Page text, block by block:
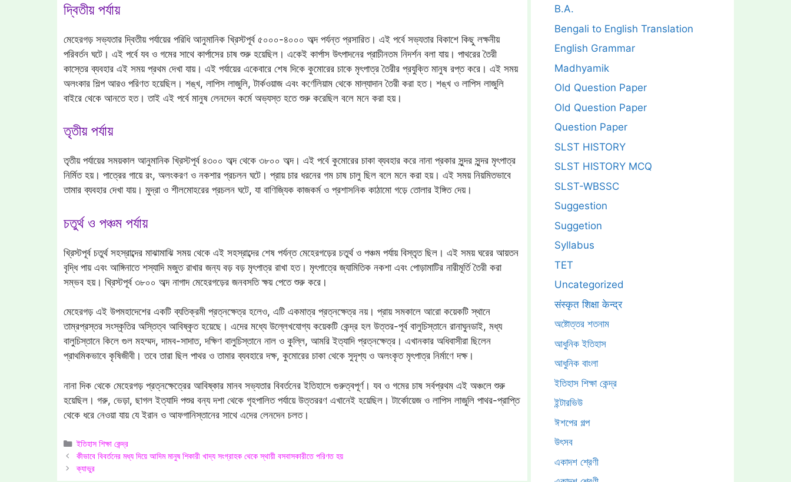
দ্বিতীয় পর্যায়
মেহেরগড় সভ্যতার দ্বিতীয় পর্যায়ের পরিধি আনুমানিক খ্রিস্টপূর্ব ৫০০০-৪০০০ অব্দ পর্যন্ত প্রসারিত। এই পর্বে সভ্যতার বিকাশে কিছু লক্ষনীয়
পরিবর্তন ঘটে। এই পর্বে যব ও গমের সাথে কার্পাসের চাষ শুরু হয়েছিল। একেই কার্পাস উৎপাদনের প্রাচীনতম নিদর্শন বলা যায়। পাথরের তৈরী
কাস্তের ব্যবহার এই সময় প্রথম দেখা যায়। এই পর্যায়ের একেবারে শেষ দিকে কুমোরের চাকে মৃৎপাত্র তৈরীর প্রযুক্তি মানুষ রপ্ত করে। এই সময়
অলংকার শিল্প আরও পরিণত হয়েছিল। শঙ্খ, লাপিস লাজুলি, টার্কওয়াজ এবং কর্ণেলিয়াম থেকে মাল্যাদান তৈরী করা হত। শঙ্খ ও লাপিস লাজুলি
বাইরে থেকে আনতে হত। তাই এই পর্বে মানুষ লেনদেন কর্মে অভ্যস্ত হতে শুরু করেছিল বলে মনে করা হয়।
তৃতীয় পর্যায়
তৃতীয় পর্যায়ের সময়কাল আনুমানিক খ্রিস্টপূর্ব ৪৩০০ অব্দ থেকে ৩৮০০ অব্দ। এই পর্বে কুমোরের চাকা ব্যবহার করে নানা প্রকার সুন্দর সুন্দর মৃৎপাত্র
নির্মিত হয়। পাত্রের গায়ে রং, অলংকরণ ও নকশার প্রচলন ঘটে। প্রায় চার ধরনের গম চাষ চালু ছিল বলে মনে করা হয়। এই সময় নিয়মিতভাবে
তামার ব্যবহার দেখা যায়। মুদ্রা ও শীলমোহরের প্রচলন ঘটে, যা বাণিজ্যিক কাজকর্ম ও প্রশাসনিক কাঠামো গড়ে তোলার ইঙ্গিত দেয়।
চতুর্থ ও পঞ্চম পর্যায়
খ্রিস্টপূর্ব চতুর্থ সহস্রাব্দের মাঝামাঝি সময় থেকে এই সহস্রাব্দের শেষ পর্যন্ত মেহেরগড়ের চতুর্থ ও পঞ্চম পর্যায় বিস্তৃত ছিল। এই সময় ঘরের আয়তন
বৃদ্ধি পায় এবং আঙ্গিনাতে শস্যাদি মজুত রাখার জন্য বড় বড় মৃৎপাত্র রাখা হত। মৃৎপাত্রে জ্যামিতিক নকশা এবং পোড়ামাটির নারীমূর্তি তৈরী করা
সম্ভব হয়। খ্রিস্টপূর্ব ৩৮০০ অব্দ নাগাদ মেহেরগড়ের জনবসতি ক্ষয় পেতে শুরু করে।
মেহেরগড় এই উপমহাদেশের একটি ব্যতিক্রমী প্রত্নক্ষেত্র হলেও, এটি একমাত্র প্রত্নক্ষেত্র নয়। প্রায় সমকালে আরো কয়েকটি স্থানে
তাম্রপ্রস্তর সংস্কৃতির অস্তিত্ব আবিষ্কৃত হয়েছে। এদের মধ্যে উল্লেখযোগ্য কয়েকটি কেন্দ্র হল উত্তর-পূর্ব বালুচিস্তানে রানাঘুনডাই, মধ্য
বালুচিস্তানে কিলে গুল মহম্মদ, দামব-সাদাত, দক্ষিণ বালুচিস্তানে নাল ও কুল্লি, আমরি ইত্যাদি প্রত্নক্ষেত্র। এখানকার অধিবাসীরা ছিলেন
প্রাথমিকভাবে কৃষিজীবী। তবে তারা ছিল পাথর ও তামার ব্যবহারে দক্ষ, কুমোরের চাকা থেকে সুদৃশ্য ও অলংকৃত মৃৎপাত্র নির্মাণে দক্ষ।
নানা দিক থেকে মেহেরগড় প্রত্নক্ষেত্রের আবিষ্কার মানব সভ্যতার বিবর্তনের ইতিহাসে গুরুত্বপূর্ণ। যব ও গমের চাষ সর্বপ্রথম এই অঞ্চলে শুরু
হয়েছিল। গরু, ভেড়া, ছাগল ইত্যাদি পশুর বন্য দশা থেকে গৃহপালিত পর্যায়ে উত্তররণ এখানেই হয়েছিল। টার্কোয়েজ ও লাপিস লাজুলি পাথর-প্রাপ্তি
থেকে ধরে নেওয়া যায় যে ইরান ও আফগানিস্তানের সাথে এদের লেনদেন চলত।
Categories
ইতিহাস শিক্ষা কেন্দ্র
কীভাবে বিবর্তনের মধ্য দিয়ে আদিম মানুষ শিকারী খাদ্য সংগ্রাহক থেকে স্থায়ী বসবাসকারীতে পরিণত হয়
ক্যাভুর
B.A.
Bengali to English Translation
English Grammar
Madhyamik
Old Question Paper
Old Question Paper
Question Paper
SLST HISTORY
SLST HISTORY MCQ
SLST-WBSSC
Suggestion
Suggetion
Syllabus
TET
Uncategorized
संस्कृत शिक्षा केन्द्र
অষ্টোত্তর শতনাম
আধুনিক ইতিহাস
আধুনিক বাংলা
ইতিহাস শিক্ষা কেন্দ্র
ইন্টারভিউ
ঈশপের গল্প
উৎসব
একাদশ শ্রেণী